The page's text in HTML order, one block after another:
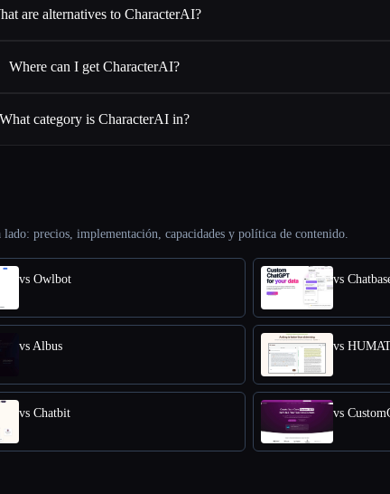
are alternatives to CharacterAI?
Where can I get CharacterAI?
What category is CharacterAI in?
precios, implementación, capacidades y política de contenido.
vs Owlbot vs
vs Albus vs
vs Chatbit vs